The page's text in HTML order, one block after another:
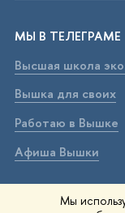
Мы
МЫ В ТЕЛЕГРАМЕ
Высшая школа
Вышка для своих
Работаю в Вышке
Афиша Вышки
ВЫШКА В МАХ